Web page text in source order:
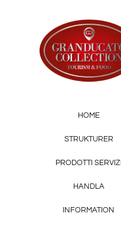
HOME
STRUKTURER
PRODOTTI SERVIZI
HANDLA
INFORMATION